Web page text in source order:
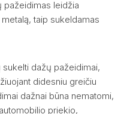
pažeidimas leidžia
taip sukeldamas
dažų pažeidimai,
didesniu greičiu
dažnai būna nematomi,
priekio,